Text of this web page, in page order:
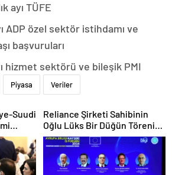
ayı TÜFE
ADP özel sektör istihdamı ve
başvuruları
hizmet sektörü ve bileşik PMI
Piyasa Veriler
Suudi
Reliance Şirketi Sahibinin
Oğlu Lüks Bir Düğün Töreni
Düzenledi